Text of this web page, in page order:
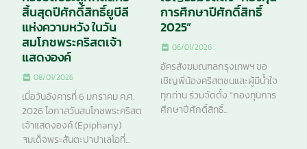
สิ้นสุดปีศักดิ์สิทธิ์ยูบีลี
แห่งความหวัง ในวัน
สมโภชพระคริสตเจ้า
แสดงองค์
08/01/2026
เมื่อวันอังคารที่ 6 มกราคม ค.ศ.
2026 โอกาสวันสมโภชพระคริสต
เจ้าแสดงองค์ (Epiphany)
สมเด็จพระสันตะปาปาเลโอที่...
การศึกษาปีศักดิ์สิทธิ์
2025”
06/01/2026
อัครสังฆมณฑลกรุงเทพฯ ขอ
เชิญพี่น้องคริสตชนและผู้มีน้ำใจ
ทุกท่าน ร่วมจัดตั้ง “กองทุนการ
ศึกษาปีศักดิ์สิทธิ์...